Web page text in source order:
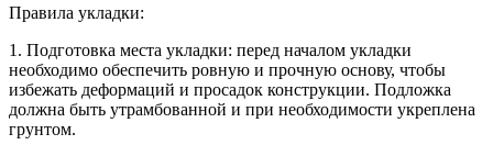
Правила укладки:
1. Подготовка места укладки: перед началом укладки
необходимо обеспечить ровную и прочную основу, чтобы
избежать деформаций и просадок конструкции. Подложка
должна быть утрамбованной и при необходимости укреплена
грунтом.